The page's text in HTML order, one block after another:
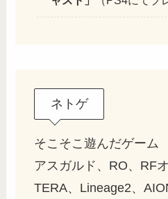
ネトゲ
そこそこ遊んだゲーム
アスガルド、RO、RF
TERA、Lineage2、